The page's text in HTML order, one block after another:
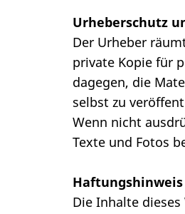
Urheberschutz
Der Urheber
private Kopie für
dagegen, die
selbst zu
Wenn nicht
Texte und Fotos
Haftungshinweis
Die Inhalte